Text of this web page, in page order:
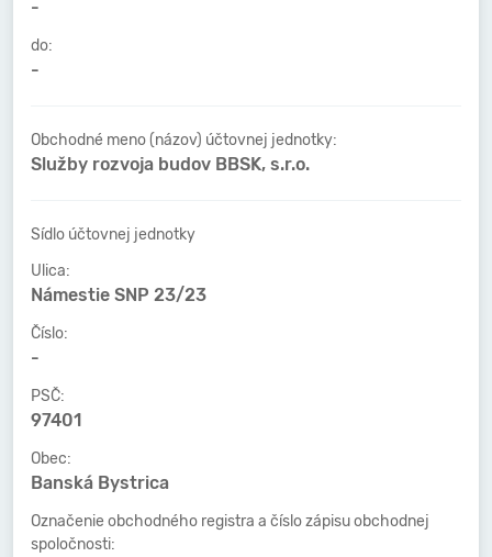
-
do:
-
Obchodné meno (názov) účtovnej jednotky:
Služby rozvoja budov BBSK, s.r.o.
Sídlo účtovnej jednotky
Ulica:
Námestie SNP 23/23
Číslo:
-
PSČ:
97401
Obec:
Banská Bystrica
Označenie obchodného registra a číslo zápisu obchodnej
spoločnosti: